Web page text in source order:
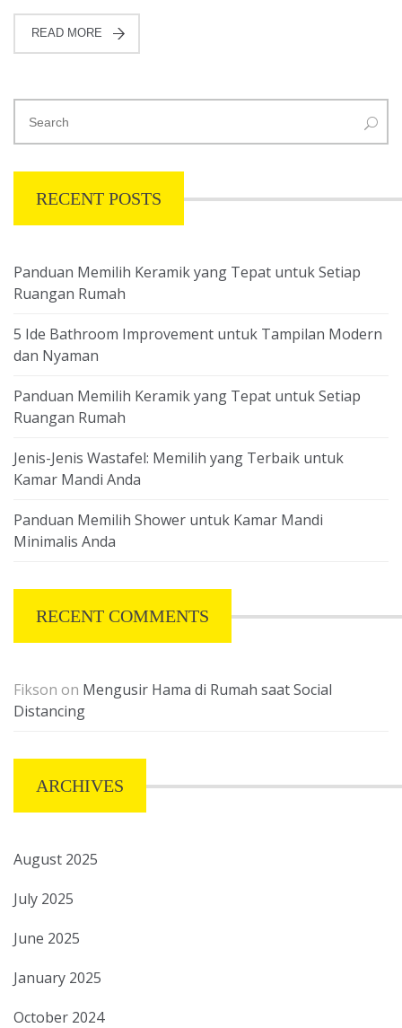
READ MORE
RECENT POSTS
Panduan Memilih Keramik yang Tepat untuk Setiap
Ruangan Rumah
5 Ide Bathroom Improvement untuk Tampilan Modern
dan Nyaman
Panduan Memilih Keramik yang Tepat untuk Setiap
Ruangan Rumah
Jenis-Jenis Wastafel: Memilih yang Terbaik untuk
Kamar Mandi Anda
Panduan Memilih Shower untuk Kamar Mandi
Minimalis Anda
RECENT COMMENTS
Fikson on Mengusir Hama di Rumah saat Social
Distancing
ARCHIVES
August 2025
July 2025
June 2025
January 2025
October 2024